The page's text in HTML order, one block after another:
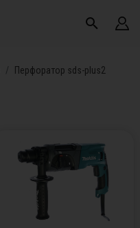
Перфоратор sds-plus2